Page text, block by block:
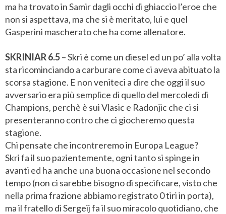
ma ha trovato in Samir dagli occhi di ghiaccio l’eroe che
non si aspettava, ma che si è meritato, lui e quel
Gasperini mascherato che ha come allenatore.
SKRINIAR 6.5– Skri è come un diesel ed un po’ alla volta
sta ricominciando a carburare come ci aveva abituato la
scorsa stagione. E non veniteci a dire che oggi il suo
avversario era più semplice di quello del mercoledì di
Champions, perchè è sui Vlasic e Radonjic che ci si
presenteranno contro che ci giocheremo questa
stagione.
Chi pensate che incontreremo in Europa League?
Skri fa il suo pazientemente, ogni tanto si spinge in
avanti ed ha anche una buona occasione nel secondo
tempo (non ci sarebbe bisogno di specificare, visto che
nella prima frazione abbiamo registrato 0 tiri in porta),
ma il fratello di Sergeij fa il suo miracolo quotidiano, che